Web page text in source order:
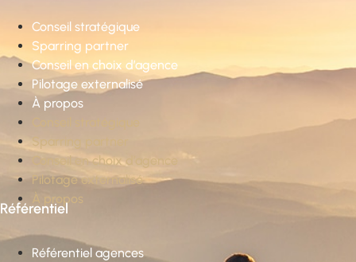
Conseil stratégique
Sparring partner
Conseil en choix d’agence
Pilotage externalisé
À propos
Sparring partner
Conseil en choix d’agence
Pilotage externalisé
À propos
Référentiel
Référentiel agences